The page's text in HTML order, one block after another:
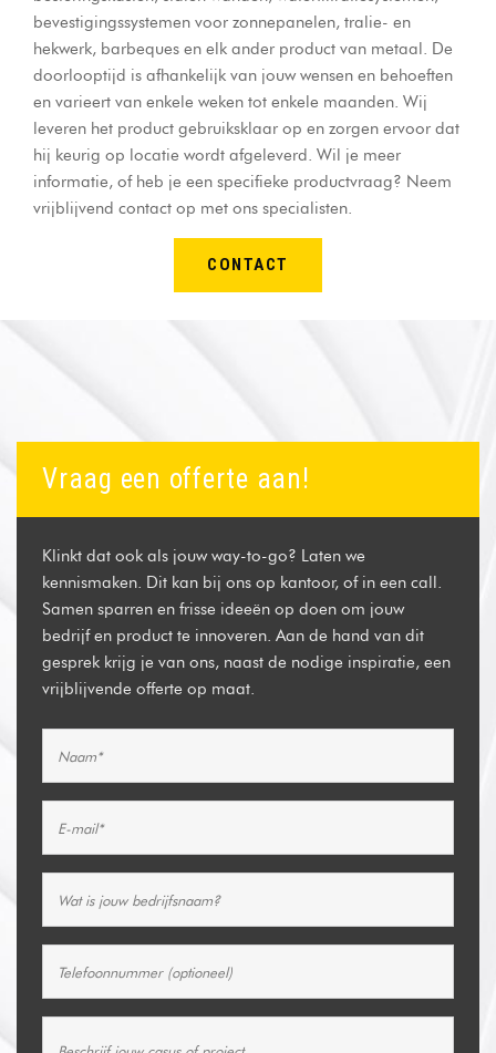
bevestigingssystemen voor zonnepanelen, tralie- en
hekwerk, barbeques en elk ander product van metaal. De
doorlooptijd is afhankelijk van jouw wensen en behoeften
en varieert van enkele weken tot enkele maanden. Wij
leveren het product gebruiksklaar op en zorgen ervoor dat
hij keurig op locatie wordt afgeleverd. Wil je meer
informatie, of heb je een specifieke productvraag? Neem
vrijblijvend contact op met ons specialisten.
CONTACT
Vraag een offerte aan!
Klinkt dat ook als jouw way-to-go? Laten we
kennismaken. Dit kan bij ons op kantoor, of in een call.
Samen sparren en frisse ideeën op doen om jouw
bedrijf en product te innoveren. Aan de hand van dit
gesprek krijg je van ons, naast de nodige inspiratie, een
vrijblijvende offerte op maat.